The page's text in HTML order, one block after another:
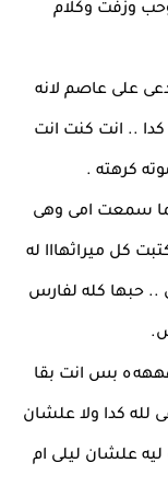
وزفت وكلام
على عاصم لانه
.. انت كنت انت
كرهته .
سمعت امى وهى
كل ميراثهااا له
.. حبها كله لفارس
ه بس انت بقا
كدا ولا علشان
علشان ليلى ام